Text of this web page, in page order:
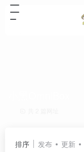
排序 发布 更新